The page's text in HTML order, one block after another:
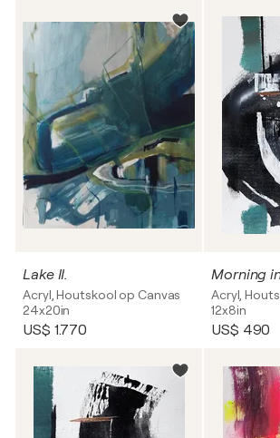
Lake II.
Acryl, Houtskool op Canvas
24x20in
US$ 1.770
Morning
Acryl,
12x8in
US$ 490